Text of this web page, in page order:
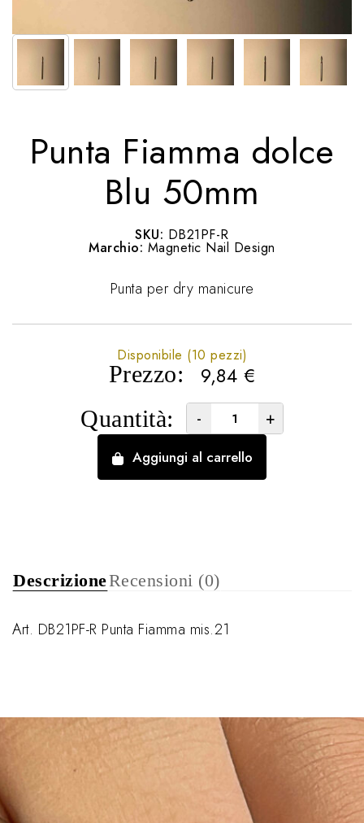
Punta Fiamma dolce
Blu 50mm
SKU: DB21PF-R
Marchio: Magnetic Nail Design
Punta per dry manicure
Prezzo: 9,84 €
Disponibile (10 pezzi)
Quantità: - +
Aggiungi al carrello
DescrizioneRecensioni (0)
Art. DB21PF-R Punta Fiamma mis.21